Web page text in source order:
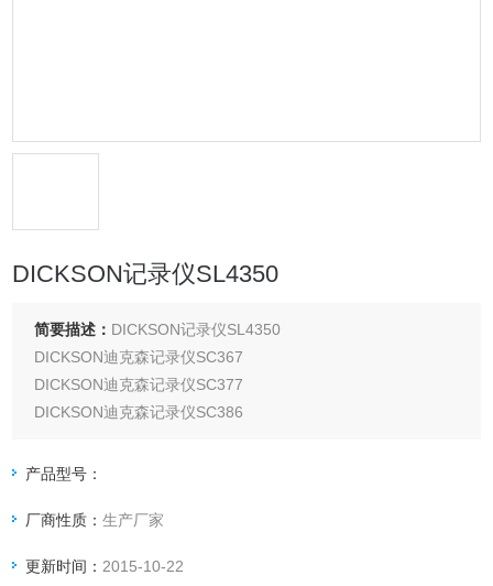
DICKSON记录仪SL4350
简要描述： DICKSON记录仪SL4350
DICKSON迪克森记录仪SC367
DICKSON迪克森记录仪SC377
DICKSON迪克森记录仪SC386
DICKSON迪克森记录仪SC397
DICKSON迪克森记录仪SL4350
产品型号：
厂商性质：生产厂家
更新时间： 2015-10-22